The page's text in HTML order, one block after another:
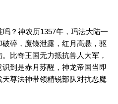
？神农历1357年，玛法大陆一
碎，魔镜泄露，红月高悬，驱
比奇王国无力抵抗兽人大军，
到是赤月苏醒，神龙帝国当即
尊法神带领精锐部队对抗恶魔